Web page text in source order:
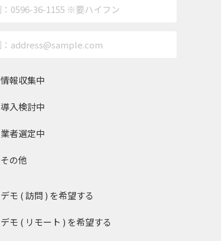
情報収集中
導入検討中
業者選定中
その他
デモ ( 訪問 ) を希望する
デモ ( リモート ) を希望する